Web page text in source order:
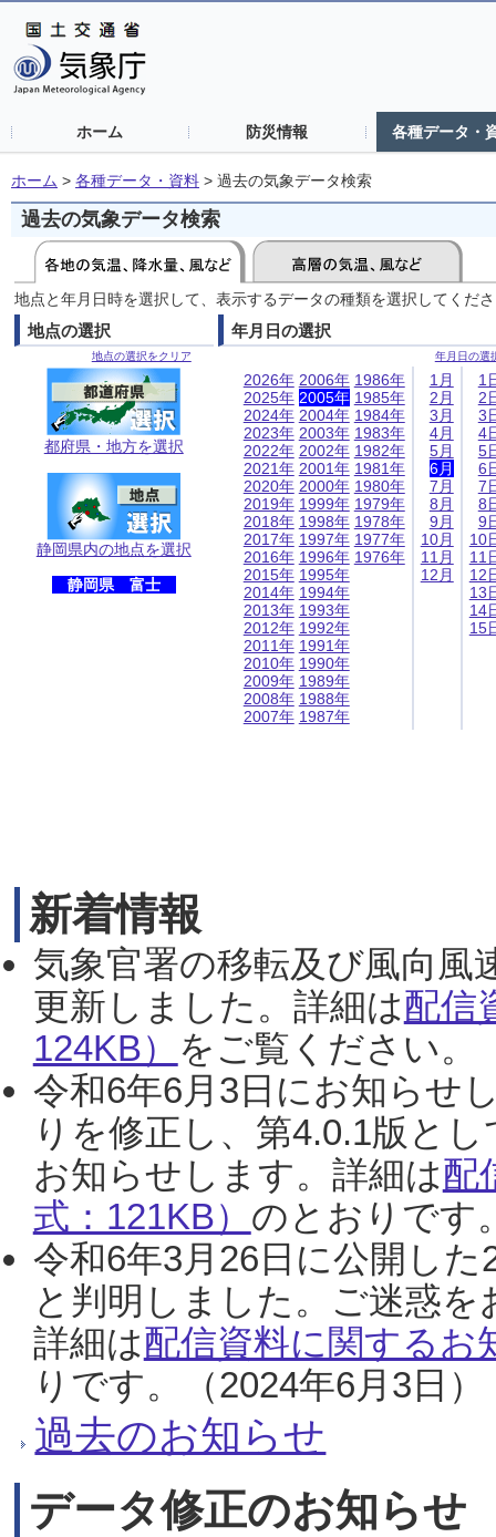
ホーム 防災情報 各種データ・
ホーム > 各種データ・資料 > 過去の気象データ検索
過去の気象データ検索
地点と年月日時を選択して、表示するデータの種類を選択してくだ
地点の選択
地点の選択をクリア
都府県・地方を選択
静岡県内の地点を選択
静岡県 富士
年月日の選択
年月日の選
2026年
2025年
2024年
2023年
2022年
2021年
2020年
2019年
2018年
2017年
2016年
2015年
2014年
2013年
2012年
2011年
2010年
2009年
2008年
2007年
2006年
2005年
2004年
2003年
2002年
2001年
2000年
1999年
1998年
1997年
1996年
1995年
1994年
1993年
1992年
1991年
1990年
1989年
1988年
1987年
1986年
1985年
1984年
1983年
1982年
1981年
1980年
1979年
1978年
1977年
1976年
1月
2月
3月
4月
5月
6月
7月
8月
9月
10月
11月
12月
1
2
3
4
5
6
7
8
9
10
11
12
13
14
15
新着情報
気象官署の移転及び風向風
更新しました。詳細は配信
124KB） をご覧ください。
令和6年6月3日にお知らせ
りを修正し、第4.0.1版と
お知らせします。詳細は配
式：121KB） のとおりです
令和6年3月26日に公開し
と判明しました。ご迷惑
詳細は配信資料に関するお
りです。（2024年6月3日）
過去のお知らせ
データ修正のお知らせ